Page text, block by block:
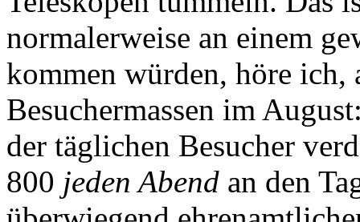
normalerweise an einem
kommen würden, höre ich,
Besuchermassen im
der täglichen Besucher
800 jeden Abend an den